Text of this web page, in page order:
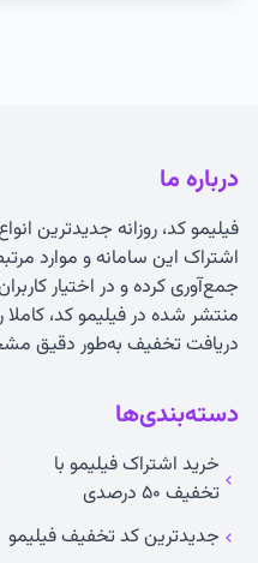
درباره ما
فیلیمو کد، روزانه جدیدترین
اشتراک این سامانه و موارد
جمع‌آوری کرده و در اختیار
منتشر شده در فیلیمو کد،
دریافت تخفیف به‌طور دقیق
دسته‌بندی‌ها
خرید اشتراک فیلیمو با
تخفیف ۵۰ درصدی
جدیدترین کد تخفیف فیلیمو